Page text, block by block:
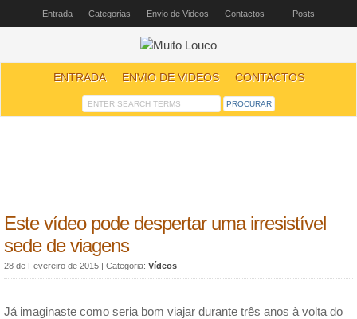
Entrada Categorias Envio de Videos Contactos Posts
ENTRADA ENVIO DE VIDEOS CONTACTOS
Este vídeo pode despertar uma irresistível
sede de viagens
28 de Fevereiro de 2015 | Categoria: Vídeos
Já imaginaste como seria bom viajar durante três anos à volta do